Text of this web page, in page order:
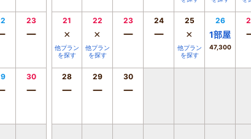
23
ー
30
ー
21
×
他プラン
を探す
22
×
他プラン
を探す
23
ー
24
ー
25
×
他プラン
を探す
26
1部屋
47,300
28
ー
29
ー
30
ー